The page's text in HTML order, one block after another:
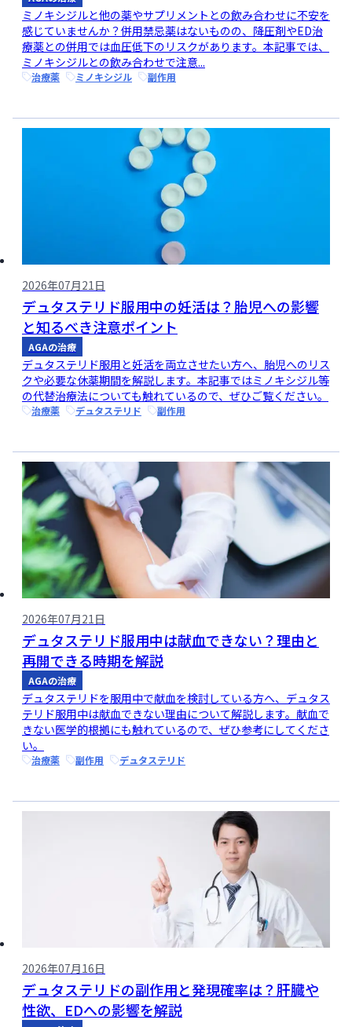
ミノキシジルと他の薬やサプリメントとの飲み合わせに不安を
感じていませんか？併用禁忌薬はないものの、降圧剤やED治
療薬との併用では血圧低下のリスクがあります。本記事では、
ミノキシジルとの飲み合わせで注意...
治療薬 ミノキシジル 副作用
2026年07月21日
デュタステリド服用中の妊活は？胎児への影響
と知るべき注意ポイント
AGAの治療
デュタステリド服用と妊活を両立させたい方へ、胎児へのリス
クや必要な休薬期間を解説します。本記事ではミノキシジル等
の代替治療法についても触れているので、ぜひご覧ください。
治療薬 デュタステリド 副作用
2026年07月21日
デュタステリド服用中は献血できない？理由と
再開できる時期を解説
AGAの治療
デュタステリドを服用中で献血を検討している方へ、デュタス
テリド服用中は献血できない理由について解説します。献血で
きない医学的根拠にも触れているので、ぜひ参考にしてくださ
い。
治療薬 副作用 デュタステリド
2026年07月16日
デュタステリドの副作用と発現確率は？肝臓や
性欲、EDへの影響を解説